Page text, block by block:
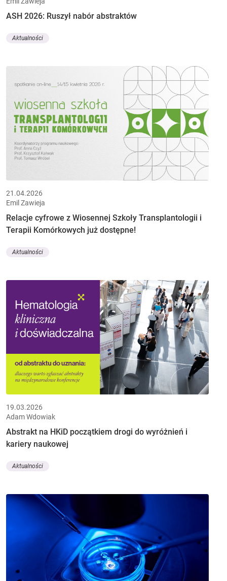
ASH 2026: Ruszył nabór abstraktów
Aktualności
21.04.2026
Emil Zawieja
Relacje cyfrowe z Wiosennej Szkoły Transplantologii i
Terapii Komórkowych już dostępne!
Aktualności
19.03.2026
Adam Wdowiak
Abstrakt na HKiD początkiem drogi do wyróżnień i
kariery naukowej
Aktualności